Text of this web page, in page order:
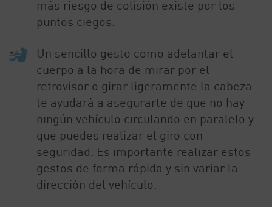
más riesgo de colisión existe por los
puntos ciegos.
Un sencillo gesto como adelantar el
cuerpo a la hora de mirar por el
retrovisor o girar ligeramente la cabeza
te ayudará a asegurarte de que no hay
ningún vehículo circulando en paralelo y
que puedes realizar el giro con
seguridad. Es importante realizar estos
gestos de forma rápida y sin variar la
dirección del vehículo.